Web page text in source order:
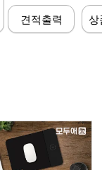
견적출력 상